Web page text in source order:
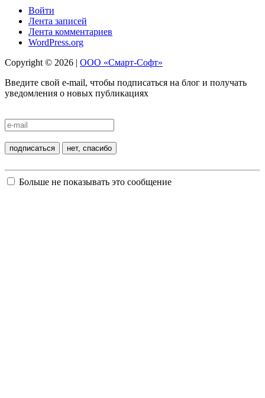
Войти
Лента записей
Лента комментариев
WordPress.org
Copyright © 2026 | ООО «Смарт-Софт»
Введите свой e-mail, чтобы подписаться на блог и получать
уведомления о новых публикациях
Больше не показывать это сообщение